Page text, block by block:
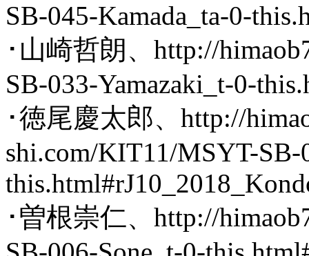
SB-045-Kamada_ta-0-
･山崎哲朗、http://
SB-033-Yamazaki_t-0-
･徳尾慶太郎、http://
shi.com/KIT11/MSYT-
･曽根崇仁、http://